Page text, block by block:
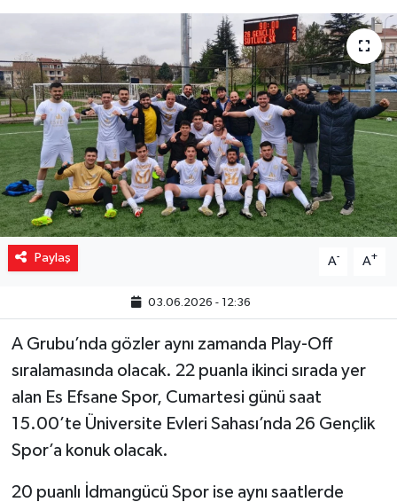
Paylaş A- A+
03.06.2026 - 12:36
A Grubu’nda gözler aynı zamanda Play-Off
sıralamasında olacak. 22 puanla ikinci sırada yer
alan Es Efsane Spor, Cumartesi günü saat
15.00’te Üniversite Evleri Sahası’nda 26 Gençlik
Spor’a konuk olacak.
20 puanlı İdmangücü Spor ise aynı saatlerde